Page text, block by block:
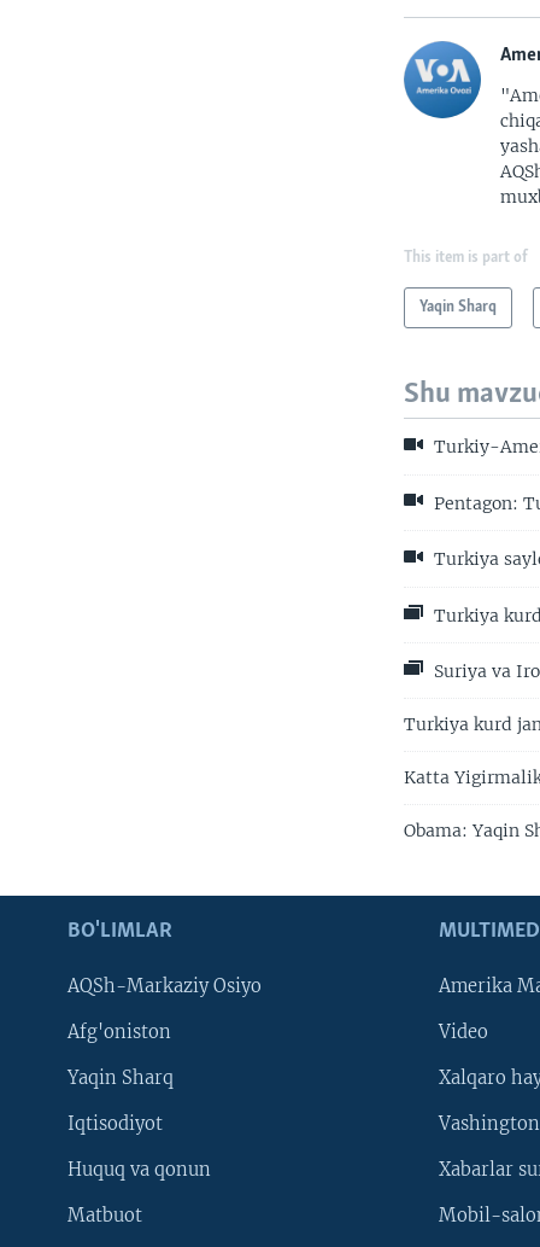
This item is part of
Yaqin Sharq
Shu
Turkiy-
Pentagon:
Turkiya
Turkiya
Suriya va
Turkiya kurd
Katta
Obama: Yaqin
BO'LIMLAR
AQSh-Markaziy Osiyo
Afg'oniston
Yaqin Sharq
Iqtisodiyot
Huquq va qonun
Matbuot
Amerika
Video
Xalqaro
Xabarlar
Mobil-